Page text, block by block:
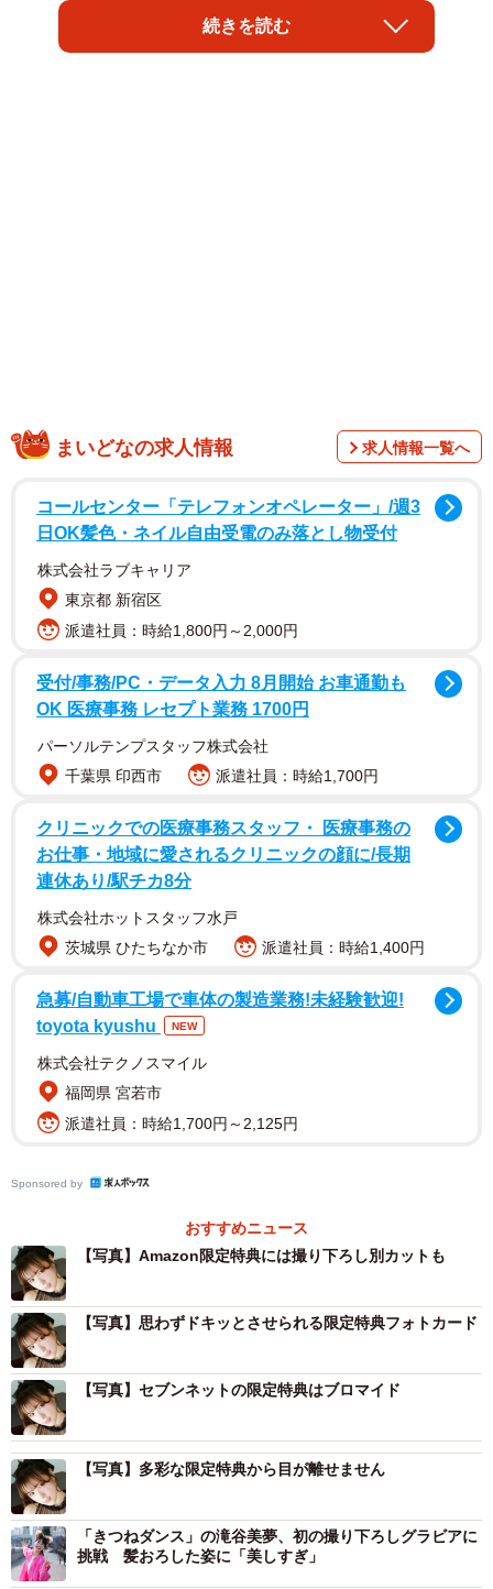
日（金）にKADOKAWAから発売されます。「過去最大露
出」を謳い、ページのほとんどがランジェリーや水着姿。
「夏本あさみ1st写真集 ラストシーン」（提供）
美ボディの“あさみライン”を堪能できるヒップを中心とした
カットを多く掲載。表紙に使われている黒い大きなリボン
レクトしたものだといいます。
他にもランジェリーはラベンダー、レースの水色、赤、白
身近に彼女を感じられる一冊となっています。
映画、舞台、TV、雑誌などで幅広く活躍する夏目さん。
2018年AbemaTV（現ABEMA）「全日本柔軟女王グラドル
コンテスト」優勝、2020年週刊ポスト「ハイレグが日本一
似合うグラドル総選挙2020」優勝の経歴を誇るほか、最近
は一口馬主となり、乗馬も含めて馬を心から愛する“競馬女
子”としても人気です。
夏本さんからは、こんなコメントが届いています。
みなさんこんにちは、夏本あさみです。
ずっと念願だった1st写真集をKADOKAWAさんから出
続きを読む
まいどなの求人情報 求人情報一覧へ
コールセンター「テレフォンオペレーター」/週3
日OK髪色・ネイル自由受電のみ落とし物受付
株式会社ラブキャリア
東京都 新宿区
派遣社員：時給1,800円～2,000円
受付/事務/PC・データ入力 8月開始 お車通勤も
OK 医療事務 レセプト業務 1700円
パーソルテンプスタッフ株式会社
千葉県 印西市
派遣社員：時給1,700円
クリニックでの医療事務スタッフ・ 医療事務の
お仕事・地域に愛されるクリニックの顔に/長期
連休あり/駅チカ8分
株式会社ホットスタッフ水戸
茨城県 ひたちなか市
派遣社員：時給1,400円
急募/自動車工場で車体の製造業務!未経験歓迎!
toyota kyushu
NEW
株式会社テクノスマイル
福岡県 宮若市
派遣社員：時給1,700円～2,125円
Sponsored by
おすすめニュース
【写真】Amazon限定特典には撮り下ろし別カットも
【写真】思わずドキッとさせられる限定特典フォトカード
【写真】セブンネットの限定特典はブロマイド
【写真】多彩な限定特典から目が離せません
「きつねダンス」の滝谷美夢、初の撮り下ろしグラビアに
挑戦 髪おろした姿に「美しすぎ」